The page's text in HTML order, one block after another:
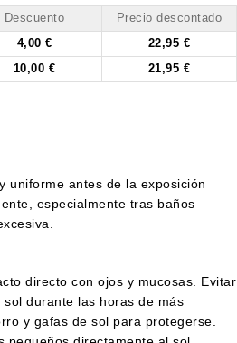
Descuento
Precio descontado
4,00 € 22,95 €
10,00 € 21,95 €
uniforme antes de la exposición
especialmente tras baños
directo con ojos y mucosas. Evitar
durante las horas de más
y gafas de sol para protegerse.